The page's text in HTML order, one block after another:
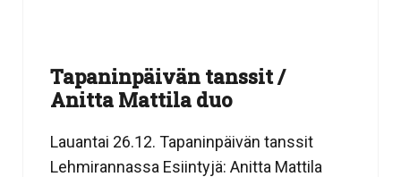
Tapaninpäivän tanssit /
Anitta Mattila duo
Lauantai 26.12. Tapaninpäivän tanssit
Lehmirannassa Esiintyjä: Anitta Mattila